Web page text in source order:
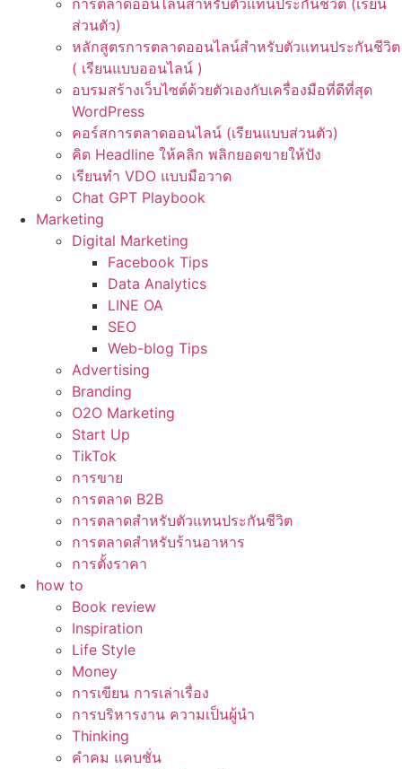
การตลาดออนไลน์สำหรับตัวแทนประกันชีวิต (เรียน
ส่วนตัว)
หลักสูตรการตลาดออนไลน์สำหรับตัวแทนประกันชีวิต
( เรียนแบบออนไลน์ )
อบรมสร้างเว็บไซต์ด้วยตัวเองกับเครื่องมือที่ดีที่สุด
WordPress
คอร์สการตลาดออนไลน์ (เรียนแบบส่วนตัว)
คิด Headline ให้คลิก พลิกยอดขายให้ปัง
เรียนทำ VDO แบบมือวาด
Chat GPT Playbook
Marketing
Digital Marketing
Facebook Tips
Data Analytics
LINE OA
SEO
Web-blog Tips
Advertising
Branding
O2O Marketing
Start Up
TikTok
การขาย
การตลาด B2B
การตลาดสำหรับตัวแทนประกันชีวิต
การตลาดสำหรับร้านอาหาร
การตั้งราคา
how to
Book review
Inspiration
Life Style
Money
การเขียน การเล่าเรื่อง
การบริหารงาน ความเป็นผู้นำ
Thinking
คำคม แคบชั่น